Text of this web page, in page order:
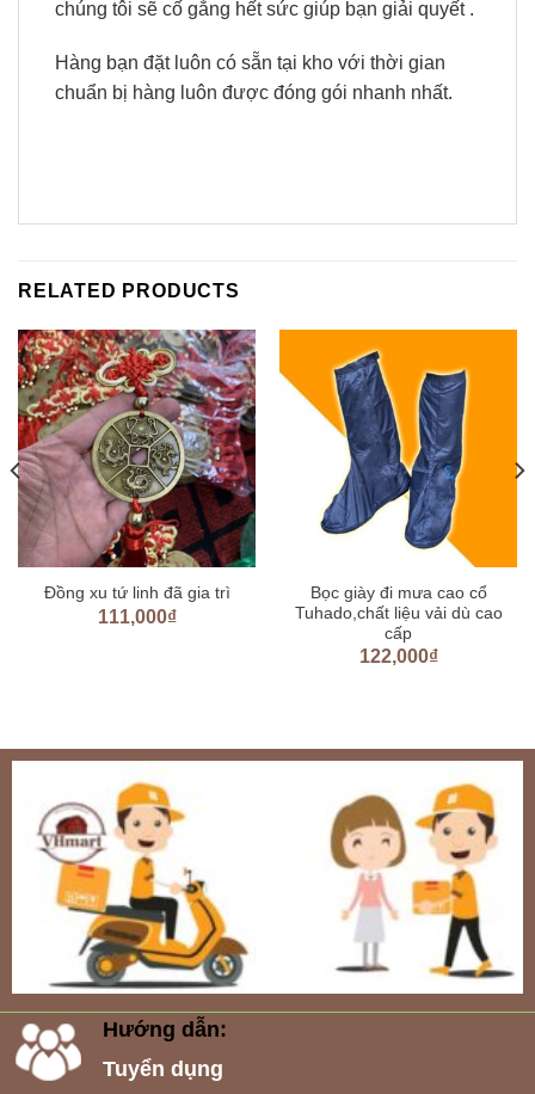
chúng tôi sẽ cố gắng hết sức giúp bạn giải quyết .
Hàng bạn đặt luôn có sẵn tại kho với thời gian
chuẩn bị hàng luôn được đóng gói nhanh nhất.
RELATED PRODUCTS
Đồng xu tứ linh đã gia trì
111,000₫
Bọc giày đi mưa cao cổ
Tuhado,chất liệu vải dù cao
cấp
122,000₫
Hướng dẫn:
Tuyển dụng